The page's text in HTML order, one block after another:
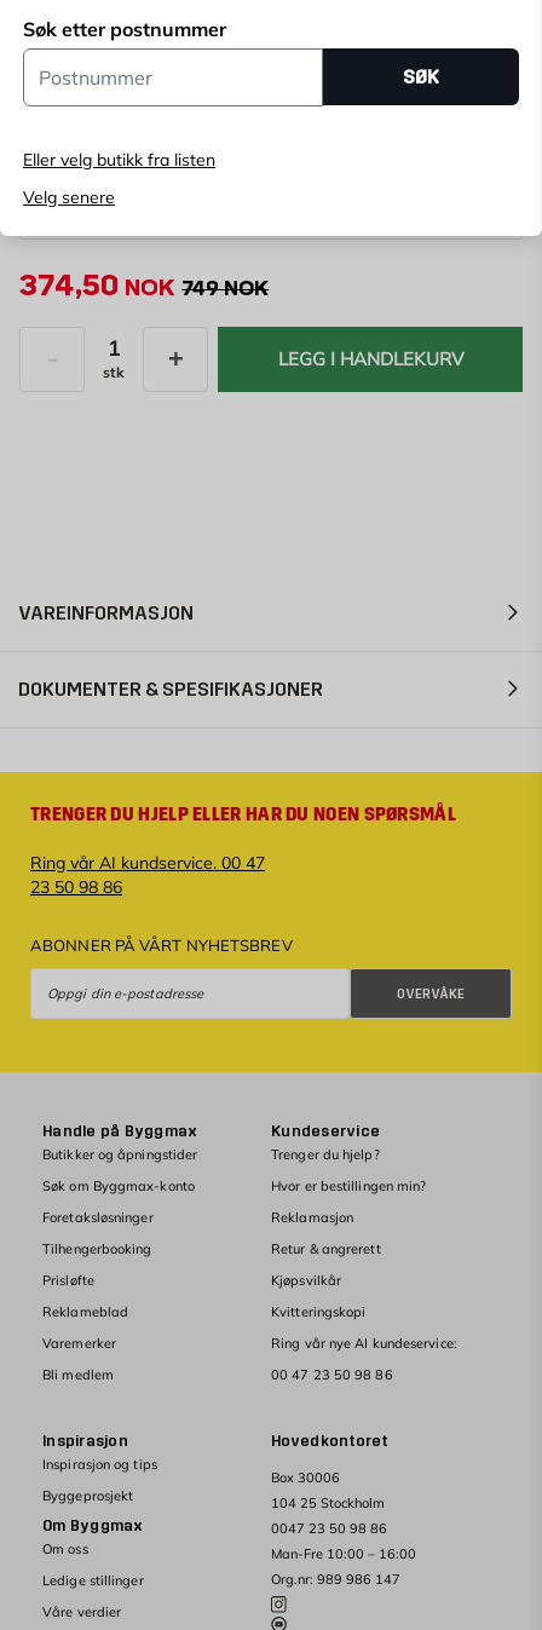
Søk etter postnummer
Postnummer
SØK
Eller velg butikk fra listen
Velg senere
Velg butikk
Velg butikk for å se lagerstatus
Kjøp online, bestill levering i kassen
Angi
374,50 NOK 749 NOK
stk
LEGG I HANDLEKURV
VAREINFORMASJON
DOKUMENTER & SPESIFIKASJONER
TRENGER DU HJELP ELLER HAR DU NOEN SPØRSMÅL
Ring vår AI kundservice. 00 47
23 50 98 86
ABONNER PÅ VÅRT NYHETSBREV
OVERVÅKE
Hovedkontoret
Box 30006
104 25 Stockholm
0047 23 50 98 86
Man-Fre 10:00 – 16:00
Org.nr: 989 986 147
Handle på Byggmax
Butikker og åpningstider
Søk om Byggmax-konto
Foretaksløsninger
Tilhengerbooking
Prisløfte
Reklameblad
Varemerker
Bli medlem
Kundeservice
Trenger du hjelp?
Hvor er bestillingen min?
Reklamasjon
Retur & angrerett
Kjøpsvilkår
Kvitteringskopi
Ring vår nye AI kundeservice:
00 47 23 50 98 86
Inspirasjon
Inspirasjon og tips
Byggeprosjekt
Om Byggmax
Om oss
Ledige stillinger
Våre verdier